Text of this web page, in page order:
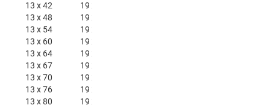
13 x 42 19 x 42
13 x 48 19 x 48
13 x 54 19 x 54
13 x 60
19 x 60
13 x 64 19 x 64
13 x 67 19 x 67
13 x 70 19 x 70
13 x 76 19 x 76
13 x 80 19 x 80